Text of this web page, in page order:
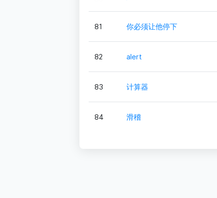
81 你必须让他停下
82 alert
83 计算器
84 滑稽